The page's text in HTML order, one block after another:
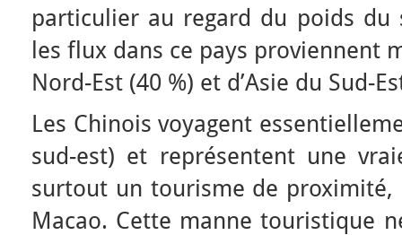
particulier au regard du poids du
les flux dans ce pays proviennent
Nord-Est (40 %) et d’Asie du Sud-
Les Chinois voyagent
sud-est) et représentent une
surtout un tourisme de proximité,
Macao. Cette manne touristique